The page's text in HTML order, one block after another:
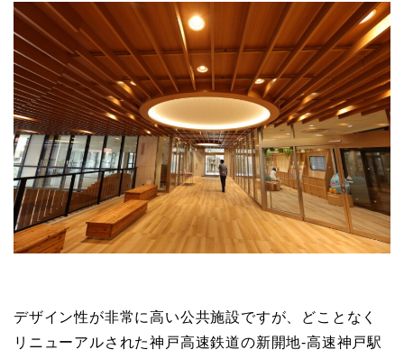
デザイン性が非常に高い公共施設ですが、どことなく
リニューアルされた神戸高速鉄道の新開地-高速神戸駅